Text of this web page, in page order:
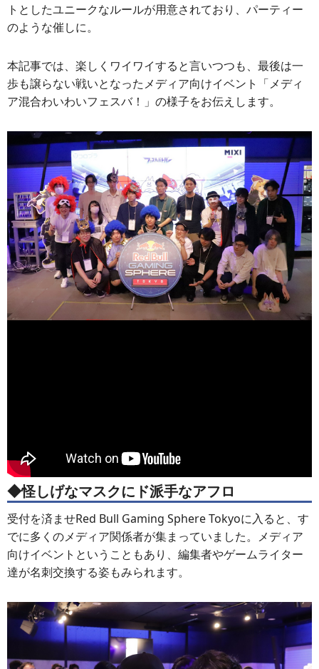
トとしたユニークなルールが用意されており、パーティー
のような催しに。
本記事では、楽しくワイワイすると言いつつも、最後は一
歩も譲らない戦いとなったメディア向けイベント「メディ
ア混合わいわいフェスバ！」の様子をお伝えします。
◆怪しげなマスクにド派手なアフロ
受付を済ませRed Bull Gaming Sphere Tokyoに入ると、す
でに多くのメディア関係者が集まっていました。メディア
向けイベントということもあり、編集者やゲームライター
達が名刺交換する姿もみられます。